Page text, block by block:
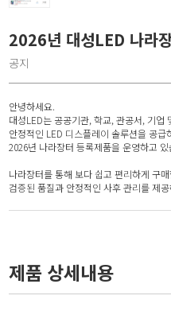
2026년 대성LED 나라
공지
안녕하세요.
대성LED는 공공기관, 학교, 관공서, 기업
안정적인 LED 디스플레이 솔루션을 공급
2026년 나라장터 등록제품을 운영하고 있
나라장터를 통해 보다 쉽고 편리하게 구
검증된 품질과 안정적인 사후 관리를 제
제품 상세내용